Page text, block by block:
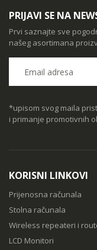
PRIJAVI SE NA
Prvi saznajte sve
našeg asortimana
*upisom svog maila
i primanje promotivnih
KORISNI LINKOVI
Prijenosna računala
Stolna računala
Wireless repeateri i
LCD Monitori